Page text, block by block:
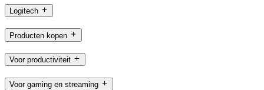
Logitech
Producten kopen
Voor productiviteit
Voor gaming en streaming